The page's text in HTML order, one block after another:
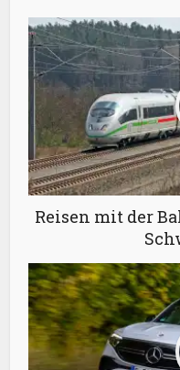
Reisen mit der